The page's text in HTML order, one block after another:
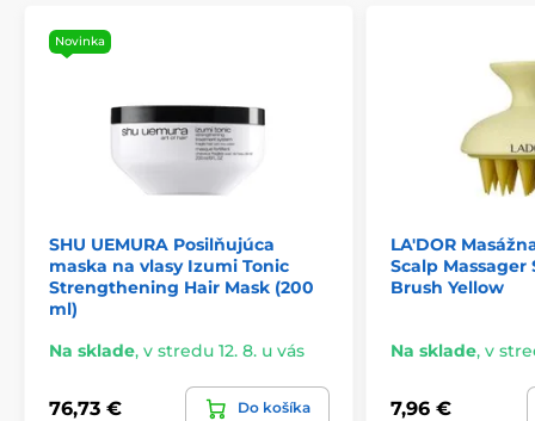
Novinka
SHU UEMURA Posilňujúca
maska na vlasy Izumi Tonic
Strengthening Hair Mask (200
ml)
Na sklade, v stredu 12. 8. u vás
76,73 € Do košíka
LA'DOR
Scalp Massager
Brush Yellow
Na sklade, v
7,96 €